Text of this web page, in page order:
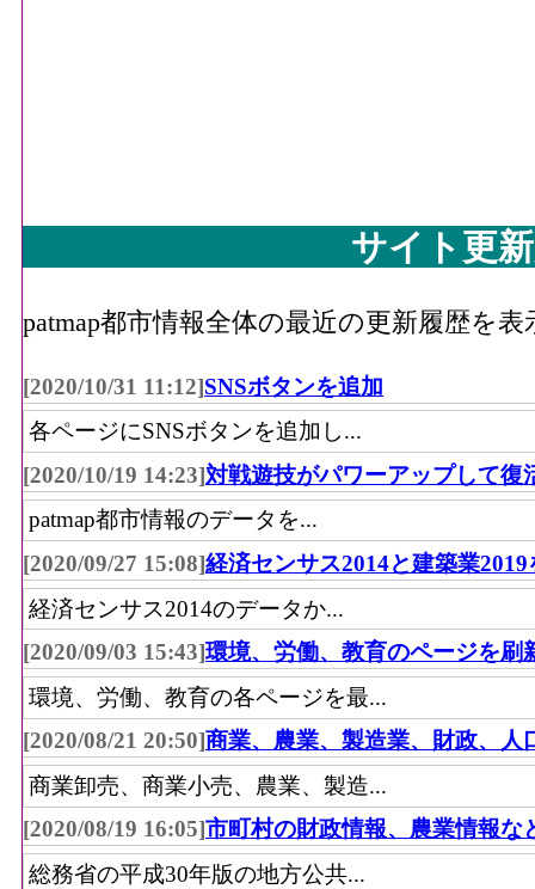
サイト更
patmap都市情報全体の最近の更新履歴を表
[2020/10/31 11:12]SNSボタンを追加
各ページにSNSボタンを追加し...
[2020/10/19 14:23]対戦遊技がパワーアップして復
patmap都市情報のデータを...
[2020/09/27 15:08]経済センサス2014と建築業2019
経済センサス2014のデータか...
[2020/09/03 15:43]環境、労働、教育のページを刷
環境、労働、教育の各ページを最...
[2020/08/21 20:50]商業、農業、製造業、財政、人
商業卸売、商業小売、農業、製造...
[2020/08/19 16:05]市町村の財政情報、農業情報な
総務省の平成30年版の地方公共...